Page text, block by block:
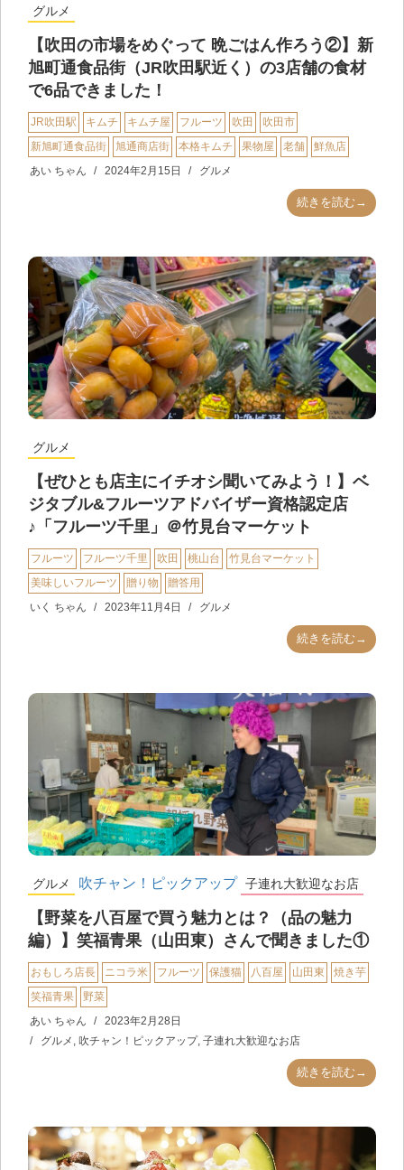
グルメ
【吹田の市場をめぐって 晩ごはん作ろう②】新
旭町通食品街（JR吹田駅近く）の3店舗の食材
で6品できました！
JR吹田駅 キムチ キムチ屋 フルーツ 吹田
吹田市
新旭町通食品街
旭通商店街 本格キムチ 果物屋 老舗
鮮魚店
あい ちゃん
2024年2月15日 グルメ
続きを読む→
グルメ
【ぜひとも店主にイチオシ聞いてみよう！】ベ
ジタブル&フルーツアドバイザー資格認定店
♪「フルーツ千里」＠竹見台マーケット
フルーツ フルーツ千里 吹田 桃山台
竹見台マーケット
美味しいフルーツ
贈り物
贈答用
いく ちゃん
2023年11月4日 グルメ
続きを読む→
グルメ 吹チャン！ピックアップ 子連れ大歓迎なお店
【野菜を八百屋で買う魅力とは？（品の魅力
編）】笑福青果（山田東）さんで聞きました①
おもしろ店長 ニコラ米 フルーツ 保護猫 八百屋 山田東
焼き芋
笑福青果
野菜
あい ちゃん
2023年2月28日
グルメ 吹チャン！ピックアップ, 子連れ大歓迎なお店
続きを読む→